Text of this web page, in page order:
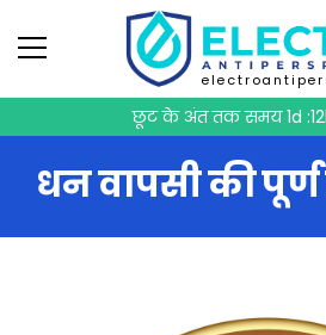
छूट के अंत तक समय1d
धन वापसी की